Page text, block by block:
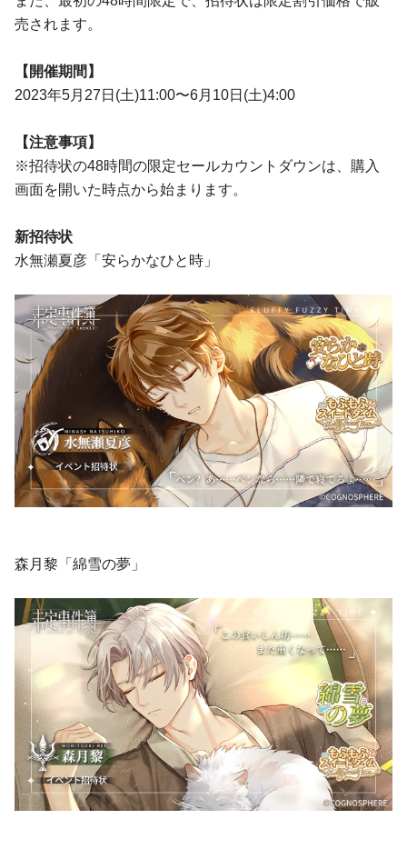
売されます。
【開催期間】
2023年5月27日(土)11:00〜6月10日(土)4:00
【注意事項】
※招待状の48時間の限定セールカウントダウンは、購入
画面を開いた時点から始まります。
新招待状
水無瀬夏彦「安らかなひと時」
森月黎「綿雪の夢」